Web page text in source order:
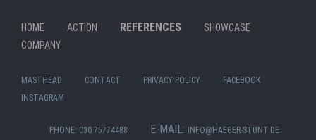
HOME ACTION REFERENCES
SHOWCASE
COMPANY
navigation
MASTHEAD CONTACT PRIVACY POLICY
FACEBOOK
INSTAGRAM
PHONE: 030 75774488 E-MAIL: INFO@HAEGER-STUNT.DE